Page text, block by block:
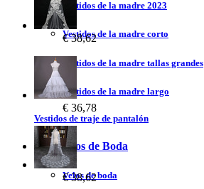
Vestidos de la madre 2023
Vestidos de la madre corto
Vestidos de la madre tallas grandes
Vestidos de la madre largo
Vestidos de traje de pantalón
Accesorios de Boda
Velos de boda
€ 38,62
€ 36,78
€ 38,62